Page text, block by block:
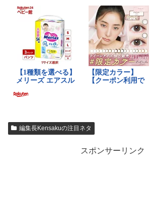
編集長Kensakuの注目ネタ
スポンサーリンク